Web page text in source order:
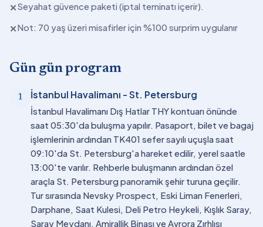
✕Seyahat güvence paketi (iptal teminatı içerir).
✕Not: 70 yaş üzeri misafirler için %100 surprim uygulanır
Gün gün program
1 İstanbul Havalimanı - St. Petersburg
İstanbul Havalimanı Dış Hatlar THY kontuarı önünde
saat 05:30'da buluşma yapılır. Pasaport, bilet ve bagaj
işlemlerinin ardından TK401 sefer sayılı uçuşla saat
09:10'da St. Petersburg'a hareket edilir, yerel saatle
13:00'te varılır. Rehberle buluşmanın ardından özel
araçla St. Petersburg panoramik şehir turuna geçilir.
Tur sırasında Nevsky Prospect, Eski Liman Fenerleri,
Darphane, Saat Kulesi, Deli Petro Heykeli, Kışlık Saray,
Saray Meydanı, Amirallik Binası ve Avrora Zırhlısı